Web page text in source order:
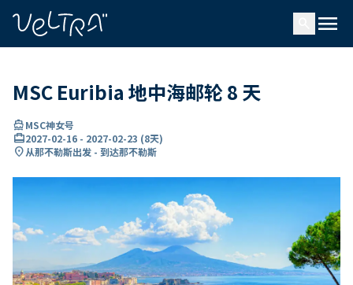
menu
MSC Euribia 地中海邮轮 8 天
directions_boatMSC神女号
card_travel2027-02-16 - 2027-02-23 (8天)
location_on从那不勒斯出发 - 到达那不勒斯